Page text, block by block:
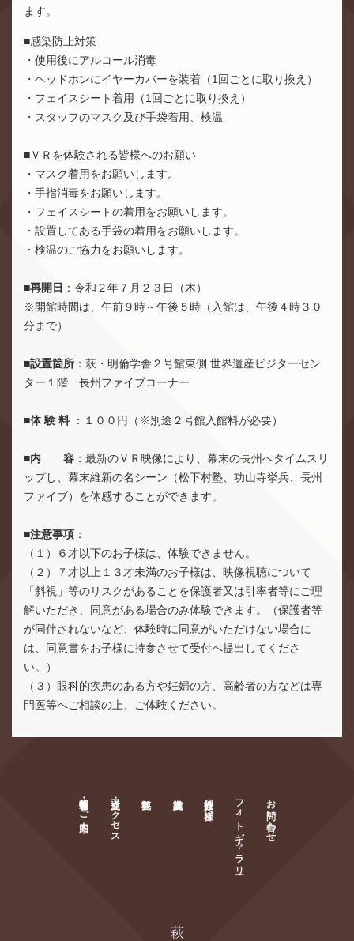
ます。
■感染防止対策
・使用後にアルコール消毒
・ヘッドホンにイヤーカバーを装着（1回ごとに取り換え）
・フェイスシート着用（1回ごとに取り換え）
・スタッフのマスク及び手袋着用、検温
■ＶＲを体験される皆様へのお願い
・マスク着用をお願いします。
・手指消毒をお願いします。
・フェイスシートの着用をお願いします。
・設置してある手袋の着用をお願いします。
・検温のご協力をお願いします。
■再開日 ：令和２年７月２３日（木）
※開館時間は、午前９時～午後５時（入館は、午後４時３０
分まで）
■設置箇所 ：萩・明倫学舎２号館東側 世界遺産ビジターセン
ター１階 長州ファイブコーナー
■体 験 料 ：１００円（※別途２号館入館料が必要）
■内 容 ：最新のＶＲ映像により、幕末の長州へタイムスリ
ップし、幕末維新の名シーン（松下村塾、功山寺挙兵、長州
ファイブ）を体感することができます。
■注意事項 ：
（１）６才以下のお子様は、体験できません。
（２）７才以上１３才未満のお子様は、映像視聴について
「斜視」等のリスクがあることを保護者又は引率者等にご理
解いただき、同意がある場合のみ体験できます。（保護者等
が同伴されないなど、体験時に同意がいただけない場合に
は、同意書をお子様に持参させて受付へ提出してくださ
い。）
（３）眼科的疾患のある方や妊婦の方、高齢者の方などは専
門医等へご相談の上、ご体験ください。
お問い合わせ
フォトギャラリー
旅行会社の皆様へ
交通・アクセス
萩・明倫学舎のご案内